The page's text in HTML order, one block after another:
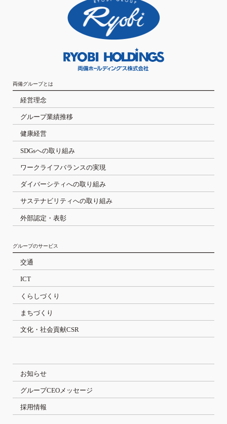
両備グループとは
経営理念
グループ業績推移
健康経営
SDGsへの取り組み
ワークライフバランスの実現
ダイバーシティへの取り組み
サステナビリティへの取り組み
外部認定・表彰
グループのサービス
交通
ICT
くらしづくり
まちづくり
文化・社会貢献CSR
お知らせ
グループCEOメッセージ
採用情報